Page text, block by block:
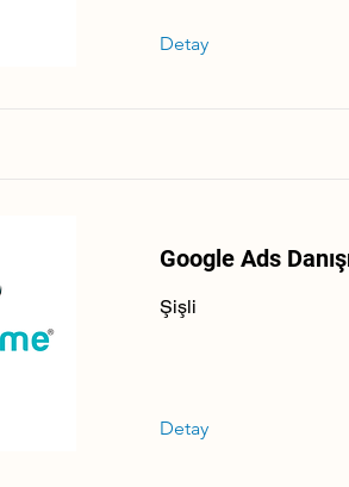
Detay
Google Ads
Şişli
Detay